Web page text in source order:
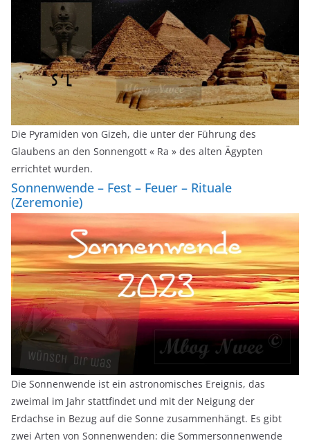
Die Pyramiden von Gizeh, die unter der Führung des
Glaubens an den Sonnengott « Ra » des alten Ägypten
errichtet wurden.
Sonnenwende – Fest – Feuer – Rituale
(Zeremonie)
Die Sonnenwende ist ein astronomisches Ereignis, das
zweimal im Jahr stattfindet und mit der Neigung der
Erdachse in Bezug auf die Sonne zusammenhängt. Es gibt
zwei Arten von Sonnenwenden: die Sommersonnenwende